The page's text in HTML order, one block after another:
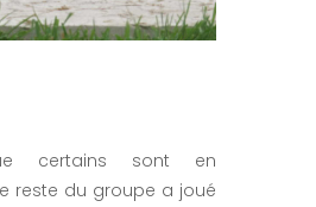
certains sont en
reste du groupe a joué